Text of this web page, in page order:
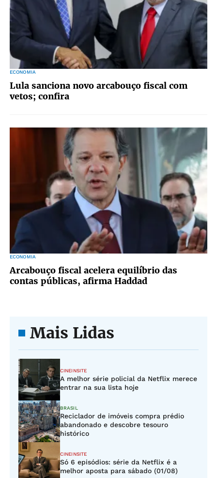
ECONOMIA
Lula sanciona novo arcabouço fiscal com
vetos; confira
ECONOMIA
Arcabouço fiscal acelera equilíbrio das
contas públicas, afirma Haddad
Mais Lidas
CINEINSITE
A melhor série policial da Netflix merece
entrar na sua lista hoje
BRASIL
Reciclador de imóveis compra prédio
abandonado e descobre tesouro
histórico
CINEINSITE
Só 6 episódios: série da Netflix é a
melhor aposta para sábado (01/08)